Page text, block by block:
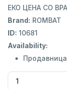
ЕКО ЦЕНА СО
Brand: ROMBAT
ID: 10681
Availability:
Продавница